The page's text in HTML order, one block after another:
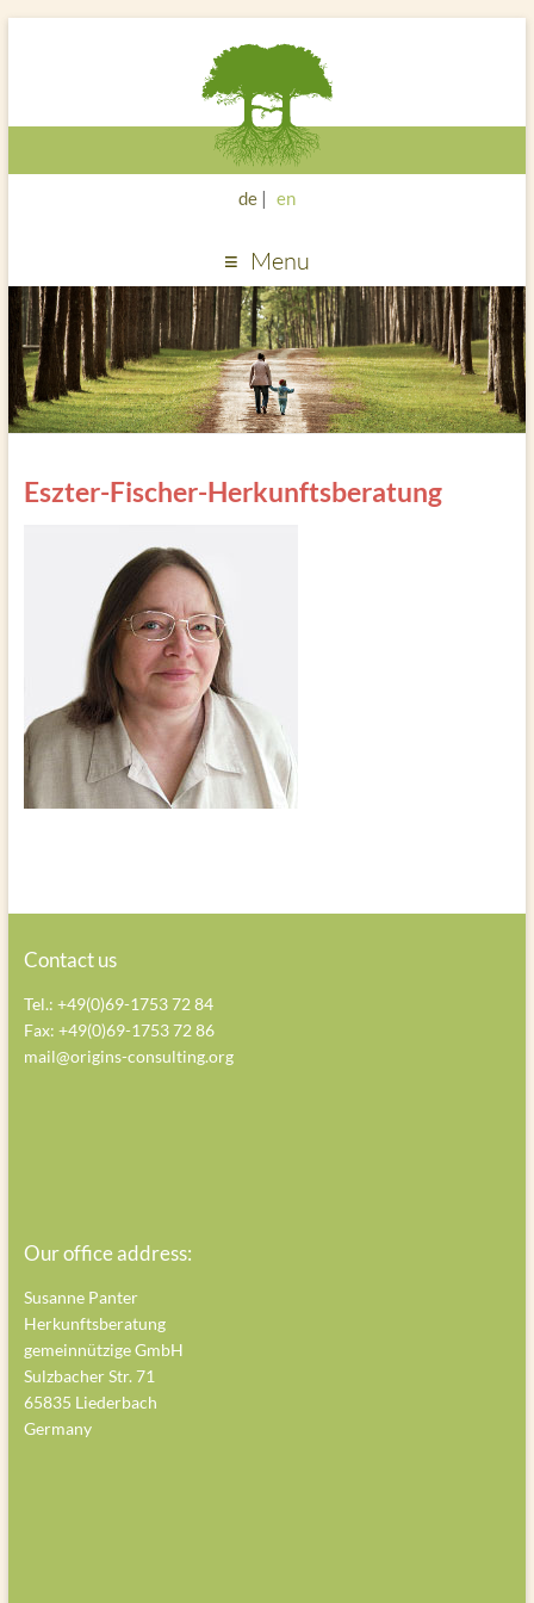
de en
Menu
Eszter-Fischer-Herkunftsberatung
Contact us
Tel.: +49(0)69-1753 72 84
Fax: +49(0)69-1753 72 86
mail@origins-consulting.org
Our office address:
Susanne Panter
Herkunftsberatung
gemeinnützige GmbH
Sulzbacher Str. 71
65835 Liederbach
Germany